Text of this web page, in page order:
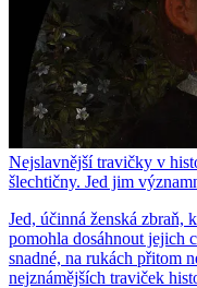
Nejslavnější travičky v
šlechtičny. Jed jim
Jed, účinná ženská zbraň,
pomohla dosáhnout jejich
snadné, na rukách přitom
nejznámějších traviček